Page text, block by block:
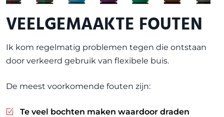
VEELGEMAAKTE FOUTEN
Ik kom regelmatig problemen tegen die ontstaan
door verkeerd gebruik van flexibele buis.
De meest voorkomende fouten zijn:
Te veel bochten maken waardoor draden